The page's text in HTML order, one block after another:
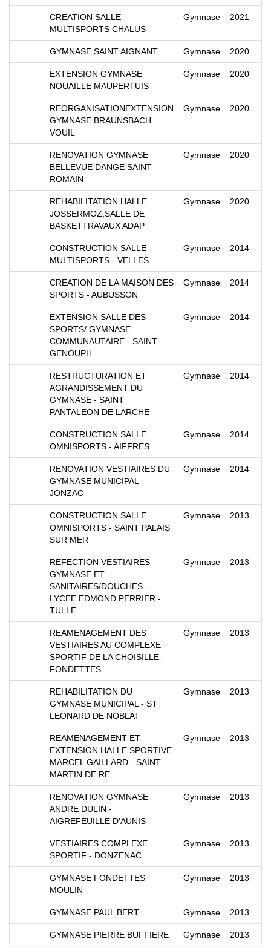
CREATION SALLE
MULTISPORTS CHALUS
Gymnase 2021
GYMNASE SAINT AIGNANT Gymnase 2020
EXTENSION GYMNASE
NOUAILLE MAUPERTUIS
Gymnase 2020
REORGANISATIONEXTENSION
GYMNASE BRAUNSBACH
VOUIL
Gymnase 2020
RENOVATION GYMNASE
BELLEVUE DANGE SAINT
ROMAIN
Gymnase 2020
REHABILITATION HALLE
JOSSERMOZ,SALLE DE
BASKETTRAVAUX ADAP
Gymnase 2020
CONSTRUCTION SALLE
MULTISPORTS - VELLES
Gymnase 2014
CREATION DE LA MAISON DES
SPORTS - AUBUSSON
Gymnase 2014
EXTENSION SALLE DES
SPORTS/ GYMNASE
COMMUNAUTAIRE - SAINT
GENOUPH
Gymnase 2014
RESTRUCTURATION ET
AGRANDISSEMENT DU
GYMNASE - SAINT
PANTALEON DE LARCHE
Gymnase 2014
CONSTRUCTION SALLE
OMNISPORTS - AIFFRES
Gymnase 2014
RENOVATION VESTIAIRES DU
GYMNASE MUNICIPAL -
JONZAC
Gymnase 2014
CONSTRUCTION SALLE
OMNISPORTS - SAINT PALAIS
SUR MER
Gymnase 2013
REFECTION VESTIAIRES
GYMNASE ET
SANITAIRES/DOUCHES -
LYCEE EDMOND PERRIER -
TULLE
Gymnase 2013
REAMENAGEMENT DES
VESTIAIRES AU COMPLEXE
SPORTIF DE LA CHOISILLE -
FONDETTES
Gymnase 2013
REHABILITATION DU
GYMNASE MUNICIPAL - ST
LEONARD DE NOBLAT
Gymnase 2013
REAMENAGEMENT ET
EXTENSION HALLE SPORTIVE
MARCEL GAILLARD - SAINT
MARTIN DE RE
Gymnase 2013
RENOVATION GYMNASE
ANDRE DULIN -
AIGREFEUILLE D'AUNIS
Gymnase 2013
VESTIAIRES COMPLEXE
SPORTIF - DONZENAC
Gymnase 2013
GYMNASE FONDETTES
MOULIN
Gymnase 2013
GYMNASE PAUL BERT Gymnase 2013
GYMNASE PIERRE BUFFIERE Gymnase 2013